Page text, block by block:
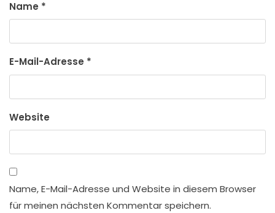
Name *
E-Mail-Adresse *
Website
Name, E-Mail-Adresse und Website in diesem Browser
für meinen nächsten Kommentar speichern.